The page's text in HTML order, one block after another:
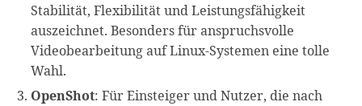
Stabilität, Flexibilität und Leistungsfähigkeit
auszeichnet. Besonders für anspruchsvolle
Videobearbeitung auf Linux-Systemen eine tolle
Wahl.
OpenShot: Für Einsteiger und Nutzer, die nach